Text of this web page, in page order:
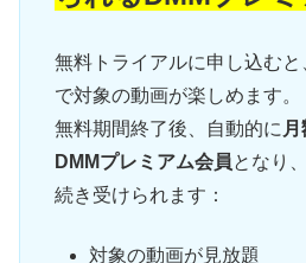
無料トライアルに申し込むと
で対象の動画が楽しめます。
無料期間終了後、自動的に
DMMプレミアム会員となり
続き受けられます：
対象の動画が見放題